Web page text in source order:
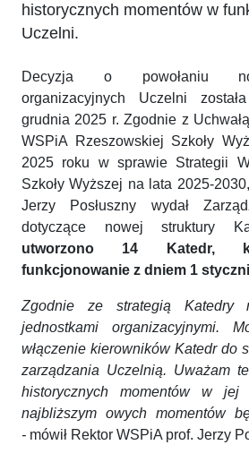
historycznych momentów w
Uczelni.
Decyzja o powołaniu
organizacyjnych Uczelni
grudnia 2025 r. Zgodnie z
WSPiA Rzeszowskiej Szkoły
2025 roku w sprawie Strategii
Szkoły Wyższej na lata 2025-
Jerzy Posłuszny wydał
dotyczące nowej struktury
utworzono 14 Katedr,
funkcjonowanie z dniem 1
Zgodnie ze strategią Katedry
jednostkami organizacyjnymi.
włączenie kierowników Katedr do
zarządzania Uczelnią. Uważam
historycznych momentów w jej
najbliższym owych momentów
- mówił Rektor WSPiA prof. Jerzy